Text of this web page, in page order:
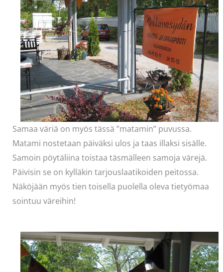
Samaa väriä on myös tässä ”matamin” puvussa.
Matami nostetaan päiväksi ulos ja taas illaksi sisälle.
Samoin pöytäliina toistaa täsmälleen samoja värejä.
Päivisin se on kylläkin tarjouslaatikoiden peitossa.
Näköjään myös tien toisella puolella oleva tietyömaa
sointuu väreihin!